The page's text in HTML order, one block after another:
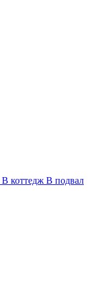
В коттедж В подвал